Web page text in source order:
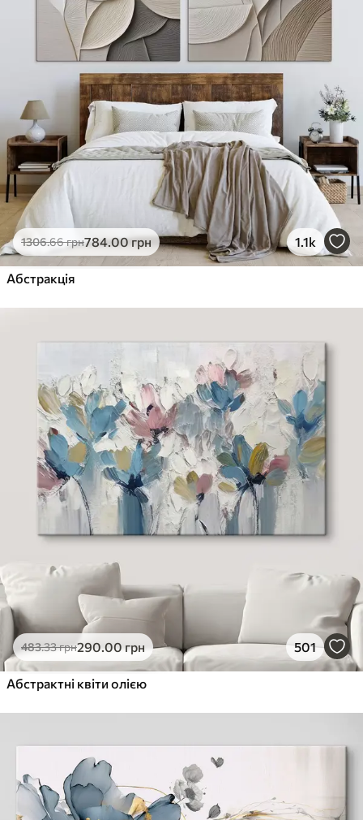
1306.66грн784.00грн 1.1k
Абстракція
483.33грн290.00грн 501
Абстрактні квіти олією